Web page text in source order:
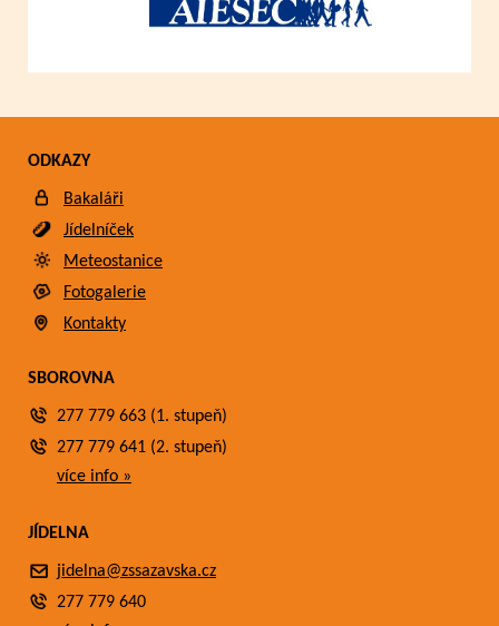
ODKAZY
Bakaláři
Jídelníček
Meteostanice
Fotogalerie
Kontakty
SBOROVNA
277 779 663 (1. stupeň)
277 779 641 (2. stupeň)
více info »
JÍDELNA
jidelna@zssazavska.cz
277 779 640